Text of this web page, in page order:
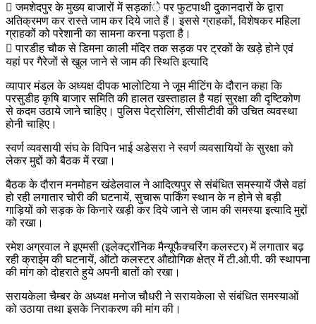
 जमशेदपुर के मुख्य बाजारों में सड़कांे पर फुटपाथी दुकानदारों के द्वारा
अतिक्रमण कर रास्ते जाम कर दिये जाते हैं। इससे ग्राहकों, विशेषकर महिला
ग्राहकों को परेशानी का सामना करना पड़ता है।
 पारडीह चौक से डिमना काली मंदिर तक सड़क पर ट्रकों के खड़े होने एवं
यहां पर गैरेजों से खुल जाने से जाम की स्थिति इत्यादि
व्यापार मंडल के अध्यक्ष दीपक भालोटिया ने जूम मीटिंग के दौरान कहा कि
परसुडीह कृषि बाजार समिति की हालत खस्ताहाल है यहां सुरक्षा की दृष्टिकोण
से कदम उठाये जाने चाहिए। पुलिस पेट्रोलिंग, सीसीटीवी की उचित व्यवस्था
होनी चाहिए।
स्वर्ण व्यवसायी संघ के विपिन भाई अडेसरा ने स्वर्ण व्यवसायियों के सुरक्षा को
लेकर मुद्दों को बैठक में रखा।
बैठक के दौरान मनमोहन खंडेलवाल ने आदित्यपुर से संबंधित समस्यायें जैसे वहां
हो रही लगातार चोरी की घटनायें, सुचारू पार्किंग स्थान के न होने से बड़ी
गाड़ियों को सड़क के किनारे खड़ी कर दिये जाने से जाम की समस्या इत्यादि मुद्दों
को रखा।
रमेश अग्रवाल ने इएमसी (इलेक्ट्रॉनिक मैन्यूफैक्चरिंग कलस्टर) में लगातार बढ़
रही क्राईम की घटनायें, ऑटो कलस्टर औद्योगिक क्षेत्र में टी.ओ.पी. की स्थापना
की मांग को दोहराते हुये अपनी बातों को रखा।
सरायकेला चैम्बर के अध्यक्ष मनोज चौधरी ने सरायकेला से संबंधित समस्याओं
को उठाया तथा इसके निराकरण की मांग की।